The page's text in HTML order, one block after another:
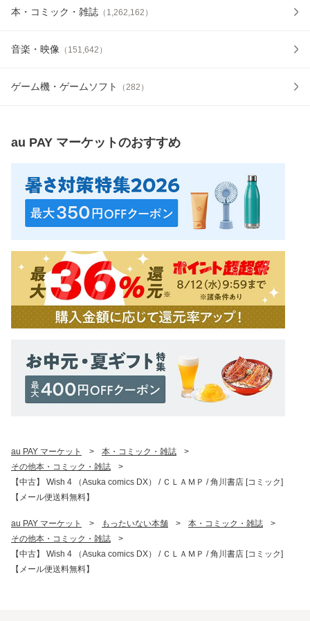
本・コミック・雑誌 （ 1,262,162 ）
音楽・映像 （ 151,642 ）
ゲーム機・ゲームソフト （282 ）
au PAY マーケットのおすすめ
au PAY マーケット > 本・コミック・雑誌
>
その他本・コミック・雑誌
>
【中古】 Wish 4 （Asuka comics DX） / ＣＬＡＭＰ / 角川書店 [コミック]
【メール便送料無料】
au PAY マーケット > もったいない本舗 > 本・コミック・雑誌
>
その他本・コミック・雑誌
>
【中古】 Wish 4 （Asuka comics DX） / ＣＬＡＭＰ / 角川書店 [コミック]
【メール便送料無料】